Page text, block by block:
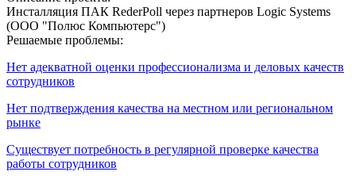
Инсталляция ПАК RederPoll через партнеров Logic Systems
(ООО "Полюс Компьютерс")
Решаемые проблемы:
Нет адекватной оценки профессионализма и деловых качеств
сотрудников
Нет подтверждения качества на местном или региональном
рынке
Существует потребность в регулярной проверке качества
работы сотрудников